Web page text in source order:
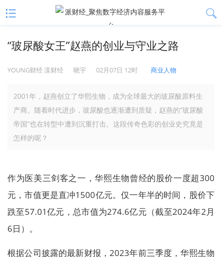
“玻尿酸女王”赵燕的创业与守业之路
YOUNG财经 漾财经 晓宇 02月07日 12时 商业人物
2001年，赵燕创立了华熙生物，成为全球最大的玻尿酸原料生
产商。随着时代进步，玻尿酸也逐渐遭到质疑，赵燕的“玻尿酸
帝国”也在转型中遭到沉重打击。这段传奇色彩的创业史究竟是
怎样的呢？
作为医美三剑客之一，华熙生物曾经的股价一度超300
元，市值更是直冲1500亿元。仅一年半的时间，股价下
跌至57.01亿元，总市值为274.6亿元（截至2024年2月
6日）。
根据公司披露的最新财报，2023年前三季度，华熙生物